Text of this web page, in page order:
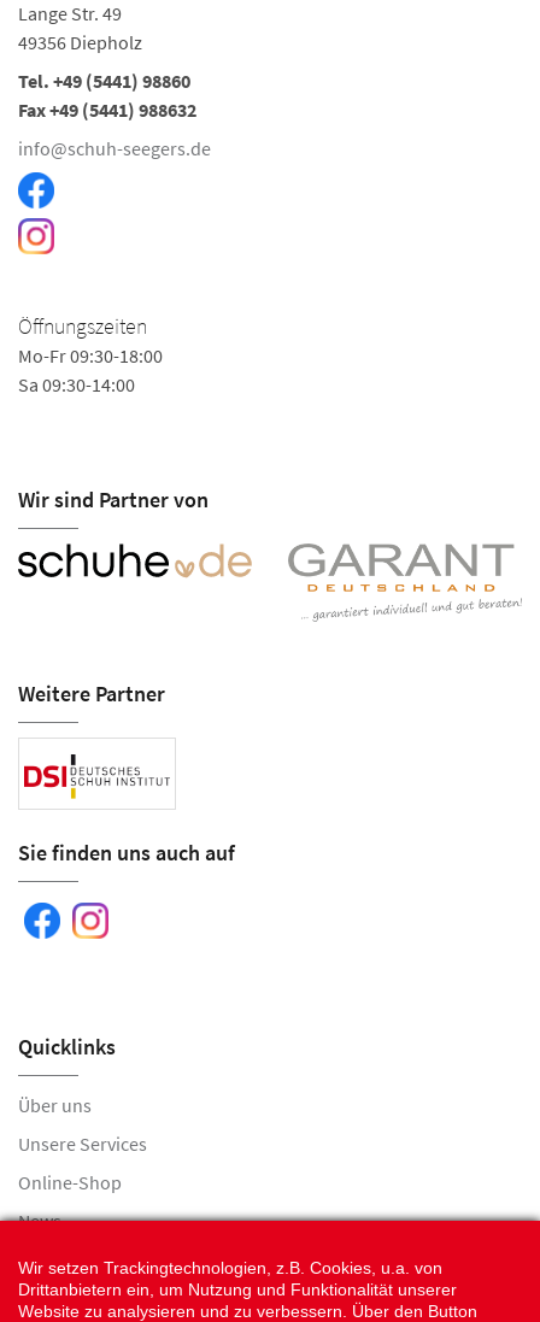
Lange Str. 49
49356 Diepholz
Tel. +49 (5441) 98860
Fax +49 (5441) 988632
info@schuh-seegers.de
Öffnungszeiten
Mo-Fr 09:30-18:00
Sa 09:30-14:00
Wir sind Partner von
Weitere Partner
Sie finden uns auch auf
Quicklinks
Über uns
Unsere Services
Online-Shop
News
Jobs
Kontaktformular
Wir setzen Trackingtechnologien, z.B. Cookies, u.a. von
Drittanbietern ein, um Nutzung und Funktionalität unserer
Website zu analysieren und zu verbessern. Über den Button